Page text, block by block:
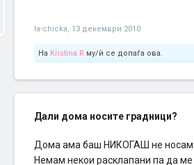
la-chicka, 13 декември 2010
На Kristina.R му/ѝ се допаѓа ова.
Дали дома носите градници?
Дома ама баш НИКОГАШ не носам
Немам некои расклапани па да